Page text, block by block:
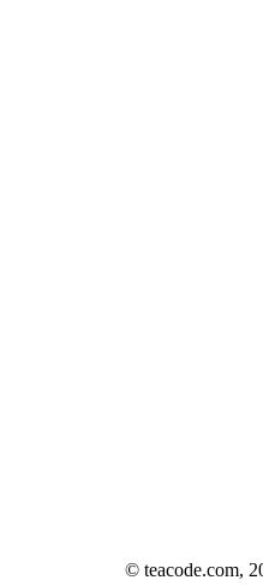
© teacode.com,